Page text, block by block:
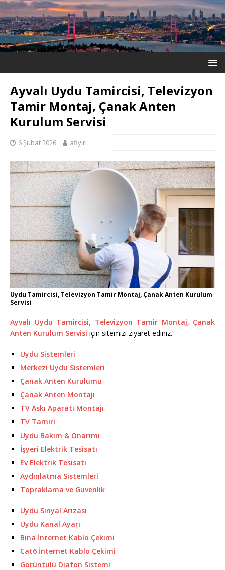
Ayvalı Uydu Tamircisi, Televizyon
Tamir Montaj, Çanak Anten
Kurulum Servisi
6 Şubat 2026 afiyir
Uydu Tamircisi, Televizyon Tamir Montaj, Çanak Anten Kurulum
Servisi
Ayvalı Uydu Tamircisi, Televizyon Tamir Montaj, Çanak
Anten Kurulum Servisi için sitemizi ziyaret ediniz.
Uydu Sistemleri
Merkezi Uydu Sistemleri
Çanak Anten Kurulumu
Çanak Anten Montajı
TV Askı Aparatı Montajı
TV Tamiri
Uydu Bakım & Onarımı
İşyeri Elektrik Tesisatı
Ev Elektrik Tesisatı
Aydınlatma Sistemleri
Topraklama ve Güvenlik
Uydu Sinyal Arızası
Uydu Kanal Ayarı
Bina İnternet Kablo Çekimi
Cat6 İnternet Kablo Çekimi
Görüntülü Diafon Sistemi